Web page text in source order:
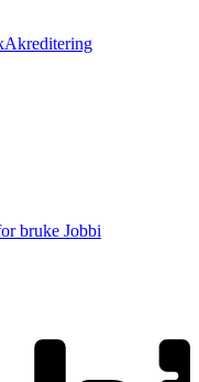
Akreditering
bruke Jobbi